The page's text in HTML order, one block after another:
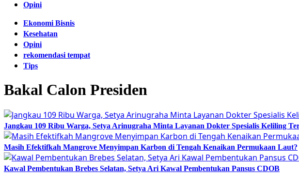
Opini
Ekonomi Bisnis
Kesehatan
Opini
rekomendasi tempat
Tips
Bakal Calon Presiden
Jangkau 109 Ribu Warga, Setya Arinugraha Minta Layanan Dokter Spesialis Keliling
Masih Efektifkah Mangrove Menyimpan Karbon di Tengah Kenaikan Permukaan Laut?
Kawal Pembentukan Brebes Selatan, Setya Ari Kawal Pembentukan Pansus CDOB